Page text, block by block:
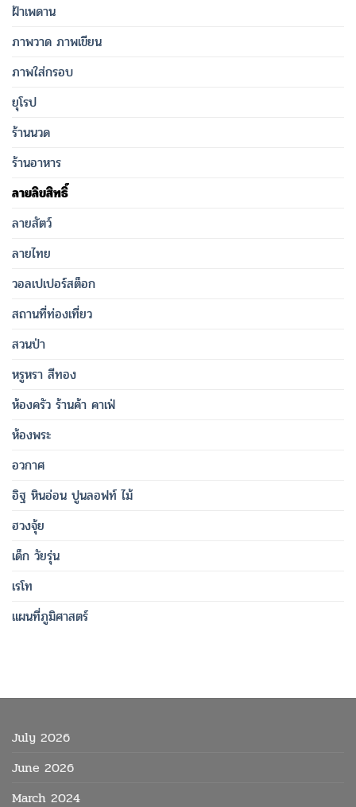
ฝ้าเพดาน
ภาพวาด ภาพเขียน
ภาพใส่กรอบ
ยุโรป
ร้านนวด
ร้านอาหาร
ลายลิขสิทธิ์
ลายสัตว์
ลายไทย
วอลเปเปอร์สต็อก
สถานที่ท่องเที่ยว
สวนป่า
หรูหรา สีทอง
ห้องครัว ร้านค้า คาเฟ่
ห้องพระ
อวกาศ
อิฐ หินอ่อน ปูนลอฟท์ ไม้
ฮวงจุ้ย
เด็ก วัยรุ่น
เรโท
แผนที่ภูมิศาสตร์
July 2026
June 2026
March 2024